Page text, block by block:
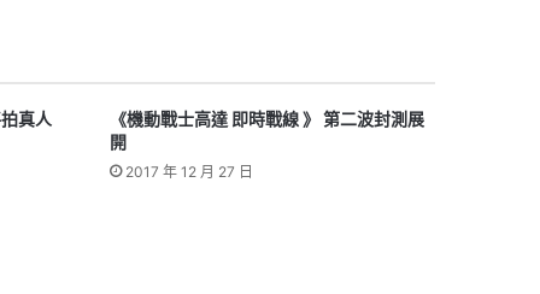
真人
《機動戰士高達 即時戰線 》 第二波封測展
開
2017 年 12 月 27 日